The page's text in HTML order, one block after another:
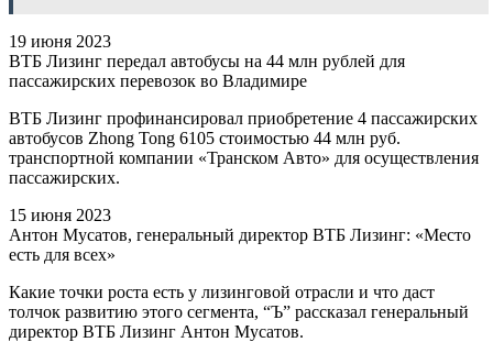
19 июня 2023
ВТБ Лизинг передал автобусы на 44 млн рублей для
пассажирских перевозок во Владимире
ВТБ Лизинг профинансировал приобретение 4 пассажирских
автобусов Zhong Tong 6105 стоимостью 44 млн руб.
транспортной компании «Транском Авто» для осуществления
пассажирских.
15 июня 2023
Антон Мусатов, генеральный директор ВТБ Лизинг: «Место
есть для всех»
Какие точки роста есть у лизинговой отрасли и что даст
толчок развитию этого сегмента, “Ъ” рассказал генеральный
директор ВТБ Лизинг Антон Мусатов.